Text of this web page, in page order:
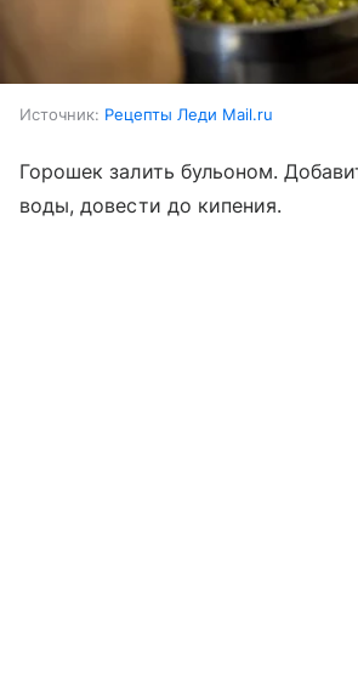
Источник: Рецепты Леди Mail.ru
Горошек залить бульоном.
воды, довести до кипения.